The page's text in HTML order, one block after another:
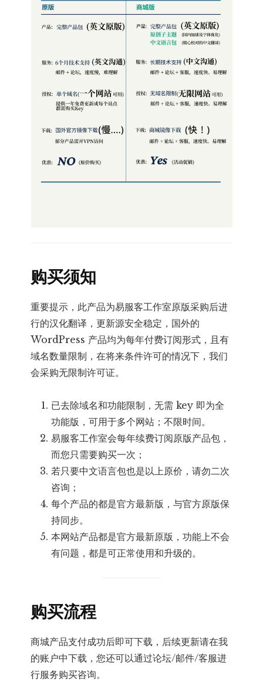
购买须知
重要提示，此产品为易服客工作室原版采购后进
行的汉化翻译，更新源安全稳定，国外的
WordPress 产品均为每年付费订阅形式，且有
域名数量限制，在将来条件许可的情况下，我们
会采购无限制许可证。
已去除域名和功能限制，无需 key 即为全
功能版，可用于多个网站；不限时间。
易服客工作室会每年续费订阅原版产品包，
而您只需要购买一次；
若只要中文语言包也是以上原价，请勿二次
咨询；
每个产品的都是官方最新版，与官方原版保
持同步。
本网站产品都是官方最新原版，功能上不会
有问题，都是可正常使用和升级的。
购买流程
商城产品支付成功后即可下载，后续更新请在我
的账户中下载，您还可以通过论坛/邮件/客服进
行服务购买咨询。